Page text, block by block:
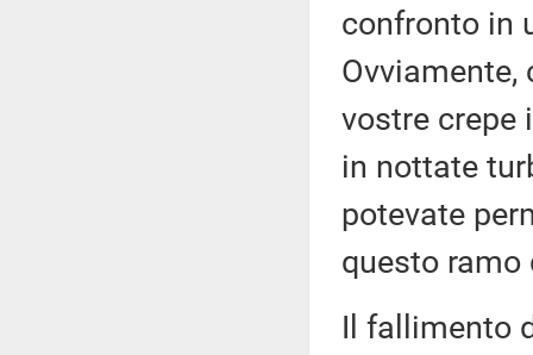
confronto in
Ovviamente,
vostre crepe
in nottate
potevate
questo ramo
Il fallimento